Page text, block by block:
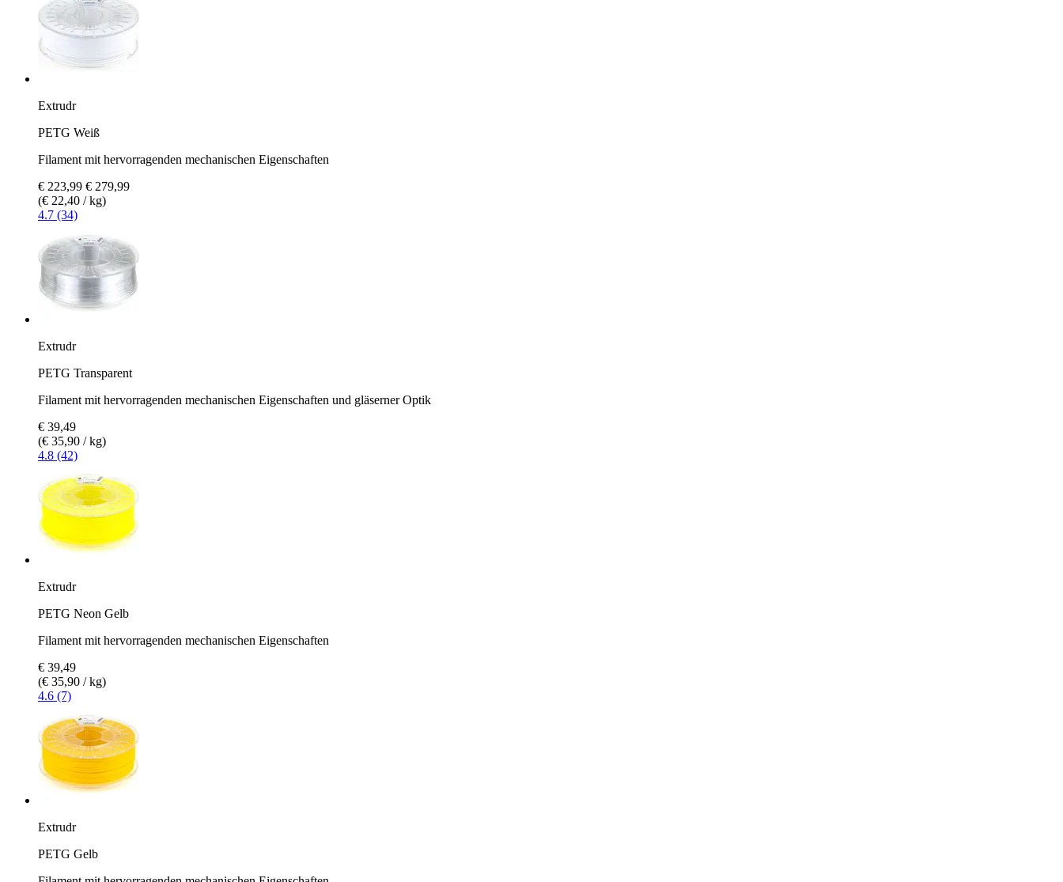
Extrudr
PETG Weiß
Filament mit hervorragenden mechanischen Eigenschaften
€ 223,99 € 279,99
(€ 22,40 / kg)
4.7 (34)
Extrudr
PETG Transparent
Filament mit hervorragenden mechanischen Eigenschaften und gläserner Optik
€ 39,49
(€ 35,90 / kg)
4.8 (42)
Extrudr
PETG Neon Gelb
Filament mit hervorragenden mechanischen Eigenschaften
€ 39,49
(€ 35,90 / kg)
4.6 (7)
Extrudr
PETG Gelb